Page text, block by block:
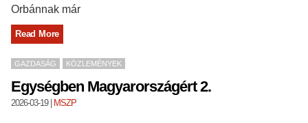
Orbánnak már
Read More
GAZDASÁG KÖZLEMÉNYEK
Egységben Magyarországért 2.
2026-03-19| MSZP